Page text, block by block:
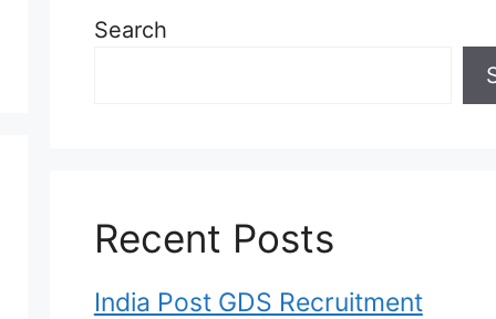
Search
Recent Posts
India Post GDS Recruitment